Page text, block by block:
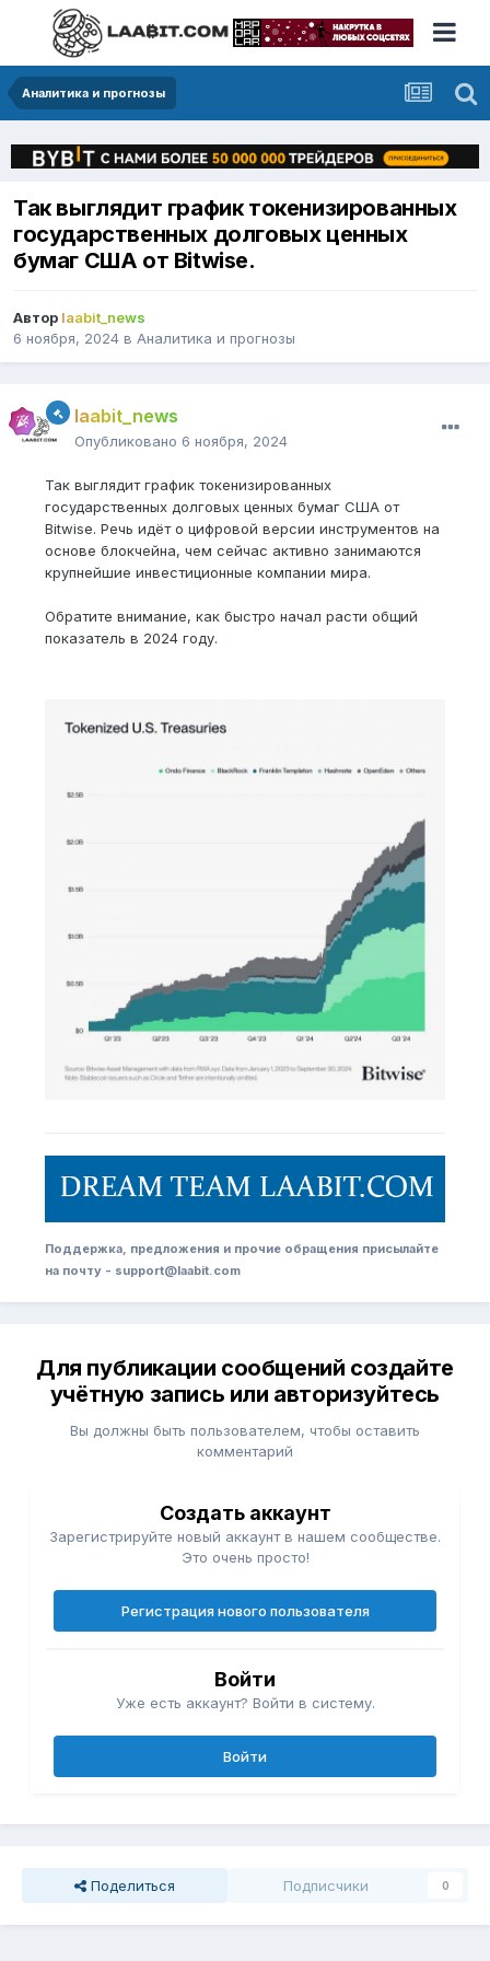
Аналитика и прогнозы
Так выглядит график токенизированных
государственных долговых ценных
бумаг США от Bitwise.
Автор laabit_news
6 ноября, 2024 в Аналитика и прогнозы
laabit_news
Опубликовано 6 ноября, 2024
Так выглядит график токенизированных
государственных долговых ценных бумаг США от
Bitwise. Речь идёт о цифровой версии инструментов на
основе блокчейна, чем сейчас активно занимаются
крупнейшие инвестиционные компании мира.
Обратите внимание, как быстро начал расти общий
показатель в 2024 году.
Поддержка, предложения и прочие обращения присылайте
на почту - support@laabit.com
Для публикации сообщений создайте
учётную запись или авторизуйтесь
Вы должны быть пользователем, чтобы оставить
комментарий
Создать аккаунт
Зарегистрируйте новый аккаунт в нашем сообществе.
Это очень просто!
Регистрация нового пользователя
Войти
Уже есть аккаунт? Войти в систему.
Войти
Поделиться Подписчики 0